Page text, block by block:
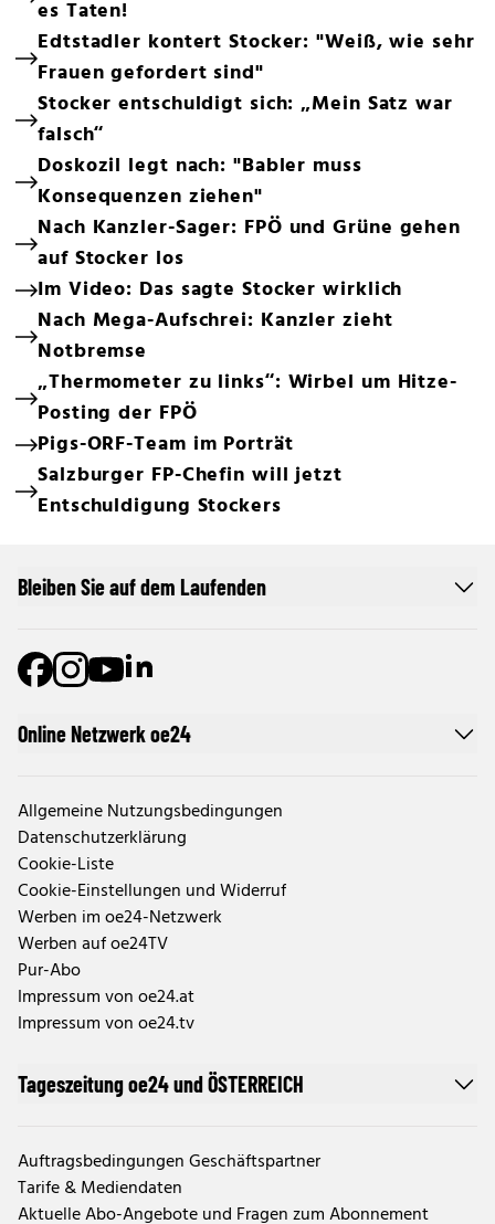
es Taten!
Edtstadler kontert Stocker: "Weiß, wie sehr
Frauen gefordert sind"
Stocker entschuldigt sich: „Mein Satz war
falsch“
Doskozil legt nach: "Babler muss
Konsequenzen ziehen"
Nach Kanzler-Sager: FPÖ und Grüne gehen
auf Stocker los
Im Video: Das sagte Stocker wirklich
Nach Mega-Aufschrei: Kanzler zieht
Notbremse
„Thermometer zu links“: Wirbel um Hitze-
Posting der FPÖ
Pigs-ORF-Team im Porträt
Salzburger FP-Chefin will jetzt
Entschuldigung Stockers
Online Netzwerk oe24
Allgemeine Nutzungsbedingungen
Datenschutzerklärung
Cookie-Liste
Cookie-Einstellungen und Widerruf
Werben im oe24-Netzwerk
Werben auf oe24TV
Pur-Abo
Impressum von oe24.at
Impressum von oe24.tv
Tageszeitung oe24 und ÖSTERREICH
Auftragsbedingungen Geschäftspartner
Tarife & Mediendaten
Aktuelle Abo-Angebote und Fragen zum Abonnement
Bleiben Sie auf dem Laufenden